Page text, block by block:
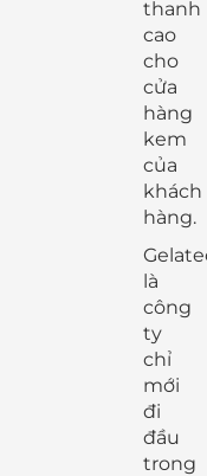
thanh
cao
cho
cửa
hàng
kem
của
khách
hàng.
là
công
ty
chỉ
mới
đi
đầu
trong